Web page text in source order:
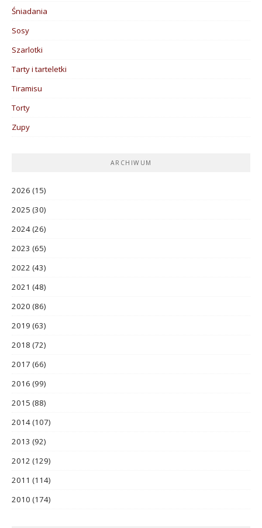
Śniadania
Sosy
Szarlotki
Tarty i tarteletki
Tiramisu
Torty
Zupy
ARCHIWUM
2026 (15)
2025 (30)
2024(26)
2023 (65)
2022 (43)
2021 (48)
2020 (86)
2019 (63)
2018 (72)
2017 (66)
2016 (99)
2015 (88)
2014(107)
2013 (92)
2012 (129)
2011 (114)
2010 (174)